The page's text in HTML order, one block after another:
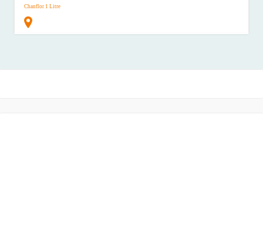
Chanflor 1 Litre